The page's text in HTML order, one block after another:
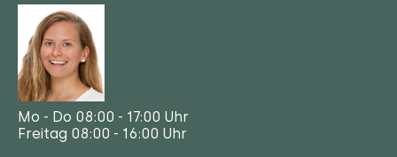
Wir planen Ihr Büro
Wir sind Ihr Partner in der Planung und Umsetzung
moderner und effizienter Arbeitswelten.
Mehr erfahren